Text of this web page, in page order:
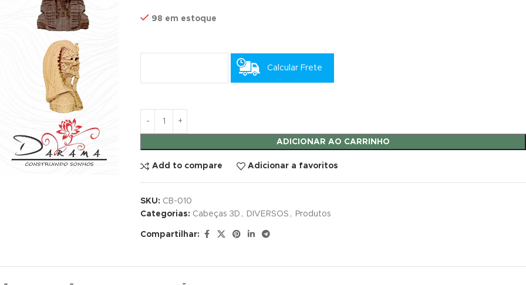
98 em estoque
Calcular Frete
ADICIONAR AO CARRINHO
Add to compare Adicionar a favoritos
SKU: CB-010
Categorias: Cabeças 3D , DIVERSOS , Produtos
Compartilhar: